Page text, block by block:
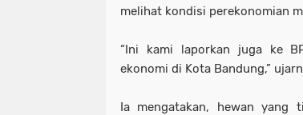
melihat kondisi perekonomian
“Ini kami laporkan juga ke
ekonomi di Kota Bandung,”
Ia mengatakan, hewan yang